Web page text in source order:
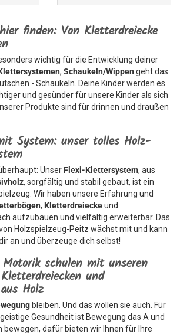
finden: Von Kletterdreiecke
wichtig für die Entwicklung deiner
, Schaukeln/Wippen geht das.
- Schaukeln. Deine Kinder werden es
und gesünder für unsere Kinder als sich
Produkte sind für drinnen und draußen
System: unser tolles Holz-
Unser Flexi-Klettersystem, aus
, sorgfältig und stabil gebaut, ist ein
Wir haben unsere Erfahrung und
, Kletterdreieckeund
aufzubauen und vielfältig erweiterbar. Das
Holzspielzeug-Peitz wächst mit und kann
an und überzeuge dich selbst!
schulen mit unseren
und
Holz
bleiben. Und das wollen sie auch. Für
Gesundheit ist Bewegung das A und
bewegen, dafür bieten wir Ihnen für Ihre